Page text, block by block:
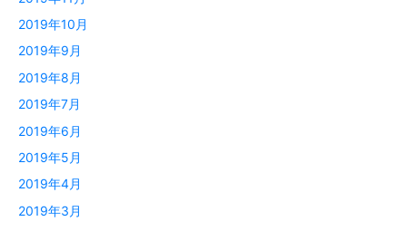
2019年10月
2019年9月
2019年8月
2019年7月
2019年6月
2019年5月
2019年4月
2019年3月